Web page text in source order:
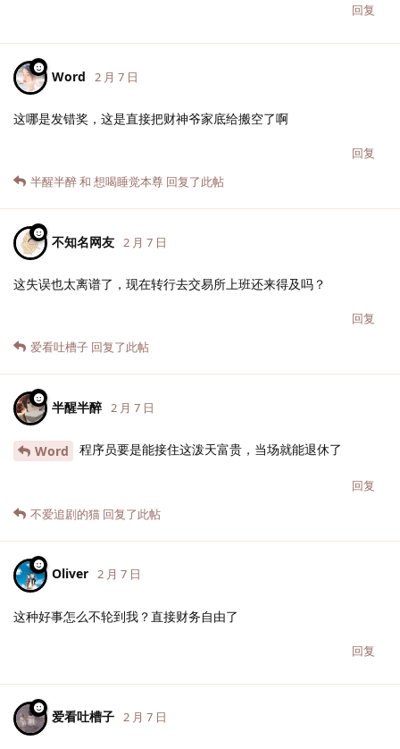
回复
Word 2 月 7 日
这哪是发错奖，这是直接把财神爷家底给搬空了啊
回复
半醒半醉和 想喝睡觉本尊 回复了此帖
不知名网友 2 月 7 日
这失误也太离谱了，现在转行去交易所上班还来得及吗？
回复
爱看吐槽子 回复了此帖
半醒半醉 2 月 7 日
Word 程序员要是能接住这泼天富贵，当场就能退休了
回复
不爱追剧的猫 回复了此帖
Oliver 2 月 7 日
这种好事怎么不轮到我？直接财务自由了
回复
爱看吐槽子 2 月 7 日